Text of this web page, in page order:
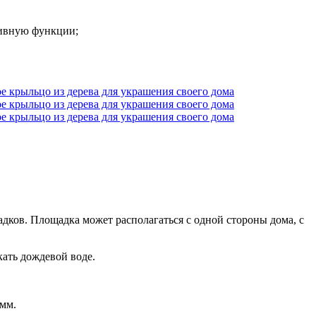
функции;
Площадка может располагаться с одной стороны дома, с
дождевой воде.